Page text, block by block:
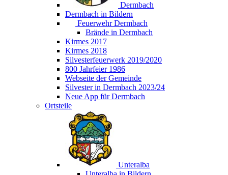
Dermbach
Dermbach in Bildern
Feuerwehr Dermbach
Brände in Dermbach
Kirmes 2017
Kirmes 2018
Silvesterfeuerwerk 2019/2020
800 Jahrfeier 1986
Webseite der Gemeinde
Silvester in Dermbach 2023/24
Neue App für Dermbach
Ortsteile
Unteralba